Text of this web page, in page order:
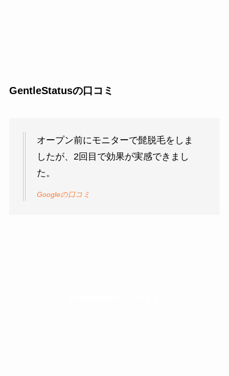
GentleStatusの口コミ
オープン前にモニターで髭脱毛をしま
したが、2回目で効果が実感できまし
た。
Googleの口コミ